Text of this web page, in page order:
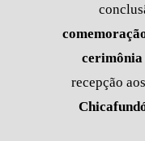
cerimônia
recepção